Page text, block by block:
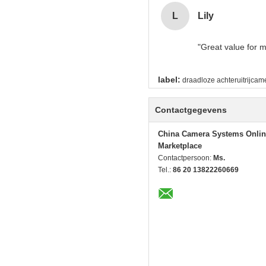
strain during
finding that
L Lily
"Great value for
label: draadloze
Contactgegevens
China Camera Systems
Marketplace
Contactpersoon: Ms.
Tel.: 86 20 13822260669